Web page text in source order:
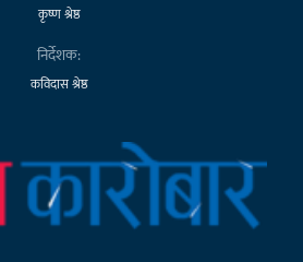
कृष्ण श्रेष्ठ
निर्देशक:
कविदास श्रेष्ठ